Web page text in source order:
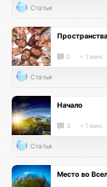
Статья
0 < 1 мин.
Статья
Начало
3 < 1 мин.
Статья
Место во